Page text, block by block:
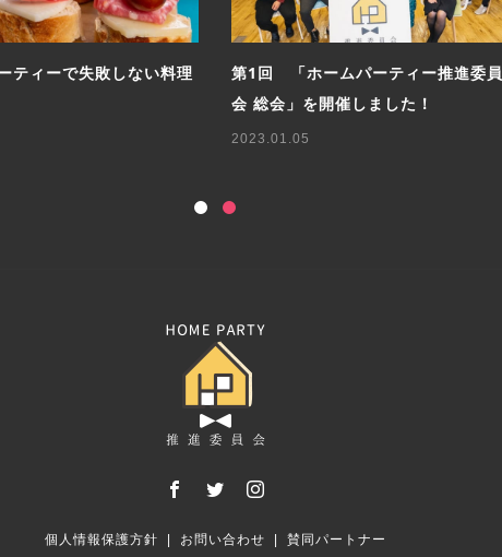
ティーで失敗しない料理
第1回 「ホームパーティー推進委員
会 総会」を開催しました！
2023.01.05
個人情報保護方針 お問い合わせ 賛同パートナー